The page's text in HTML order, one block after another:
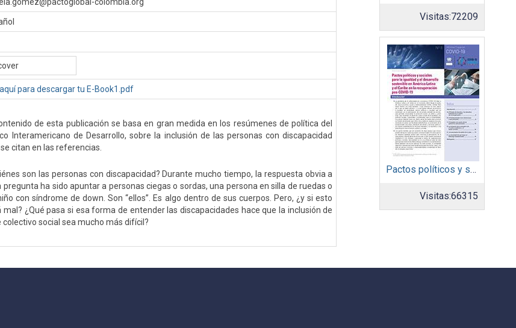
para descargar tu E-Book1.pdf
de esta publicación se basa en gran medida en los resúmenes de política del
Interamericano de Desarrollo, sobre la inclusión de las personas con discapacidad
citan en las referencias.
son las personas con discapacidad? Durante mucho tiempo, la respuesta obvia a
pregunta ha sido apuntar a personas ciegas o sordas, una persona en silla de ruedas o
con síndrome de down. Son “ellos”. Es algo dentro de sus cuerpos. Pero, ¿y si esto
mal? ¿Qué pasa si esa forma de entender las discapacidades hace que la inclusión de
colectivo social sea mucho más difícil?
Visitas:72209
Pactos políticos y sociales para la igualdad y el desarrollo sostenible en América Latina y el Caribe en la recuperación pos COVID-19
Visitas:66315